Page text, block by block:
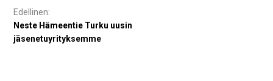
Artikkelien
selaus
Neste Hämeentie Turku uusin
jäsenetuyrityksemme